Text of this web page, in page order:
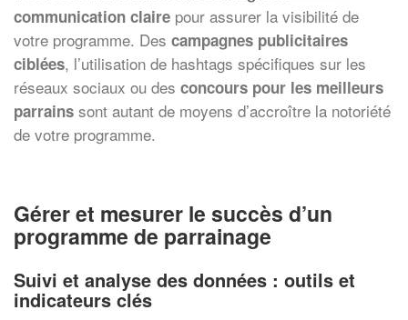
communication claire pour assurer la visibilité de
votre programme. Des campagnes publicitaires
ciblées, l’utilisation de hashtags spécifiques sur les
réseaux sociaux ou des concours pour les meilleurs
parrains sont autant de moyens d’accroître la notoriété
de votre programme.
Gérer et mesurer le succès d’un
programme de parrainage
Suivi et analyse des données : outils et
indicateurs clés